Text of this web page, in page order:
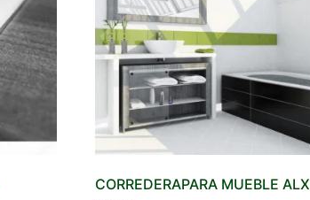
CORREDERAPARA MUEBLE ALX